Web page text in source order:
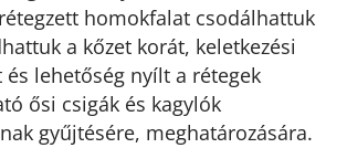
homokfalat csodálhattuk
a kőzet korát, keletkezési
lehetőség nyílt a rétegek
ősi csigák és kagylók
gyűjtésére, meghatározására.